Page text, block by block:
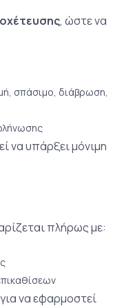
, ώστε να
σπάσιμο, διάβρωση,
να υπάρξει μόνιμη
πλήρως με:
να εφαρμοστεί